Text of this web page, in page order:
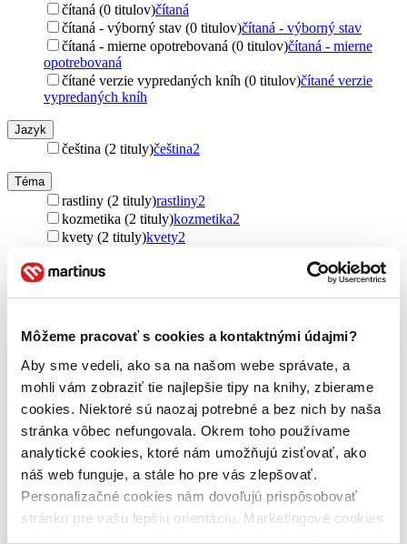
Môžeme pracovať s cookies a kontaktnými údajmi?
Aby sme vedeli, ako sa na našom webe správate, a
mohli vám zobraziť tie najlepšie tipy na knihy, zbierame
cookies. Niektoré sú naozaj potrebné a bez nich by naša
stránka vôbec nefungovala. Okrem toho používame
analytické cookies, ktoré nám umožňujú zisťovať, ako
náš web funguje, a stále ho pre vás zlepšovať.
Personalizačné cookies nám dovoľujú prispôsobovať
stránku pre vašu lepšiu orientáciu. Marketingové cookies
nám zas umožňujú zobrazenie relevantnej reklamy.
čítaná (0 titulov)čítaná
čítaná - výborný stav (0 titulov)čítaná - výborný stav
čítaná - mierne opotrebovaná (0 titulov)čítaná - mierne
opotrebovaná
čítané verzie vypredaných kníh (0 titulov)čítané verzie
vypredaných kníh
Jazyk
čeština (2 tituly)čeština2
Téma
rastliny (2 tituly)rastliny2
kozmetika (2 tituly)kozmetika2
kvety (2 tituly)kvety2
liečba bylinkami (2 tituly)
2
Andrea Rausch (2 tituly)Andrea Rausch2
Brigitte Lotz (2 tituly)Brigitte Lotz2
Vydavateľstvo
Rebo (2 tituly)Rebo2
Väzba
penová (2 tituly) penová
Zúžiť výber
Zoradiť